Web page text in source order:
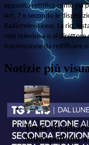
apposita rettifica come già
Art. 7 e secondo le
Radiotelevisione. La
rete televisiva o al direttore
trasmissione da rettificare
Notizie più
Tenta di
Monopoli ma